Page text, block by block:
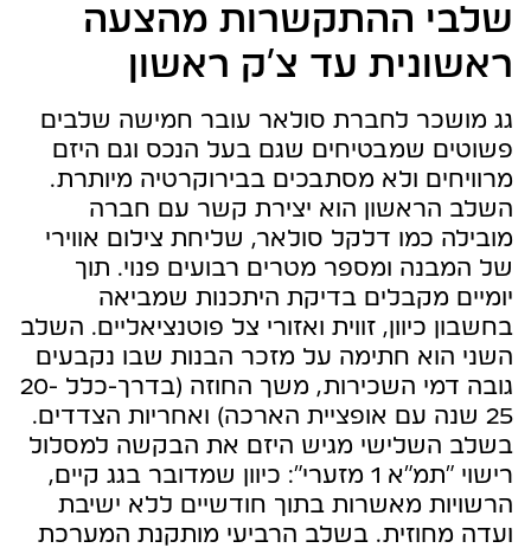
שלבי ההתקשרות מהצעה
ראשונית עד צ׳ק ראשון
גג מושכר לחברת סולאר עובר חמישה שלבים
פשוטים שמבטיחים שגם בעל הנכס וגם היזם
מרוויחים ולא מסתבכים בבירוקרטיה מיותרת.
השלב הראשון הוא יצירת קשר עם חברה
מובילה כמו דלקל סולאר, שליחת צילום אווירי
של המבנה ומספר מטרים רבועים פנוי. תוך
יומיים מקבלים בדיקת היתכנות שמביאה
בחשבון כיוון, זווית ואזורי צל פוטנציאליים. השלב
השני הוא חתימה על מזכר הבנות שבו נקבעים
גובה דמי השכירות, משך החוזה (בדרך-כלל 20-
25 שנה עם אופציית הארכה) ואחריות הצדדים.
בשלב השלישי מגיש היזם את הבקשה למסלול
רישוי “תמ״א 1 מזערי”: כיוון שמדובר בגג קיים,
הרשויות מאשרות בתוך חודשיים ללא ישיבת
ועדה מחוזית. בשלב הרביעי מותקנת המערכת